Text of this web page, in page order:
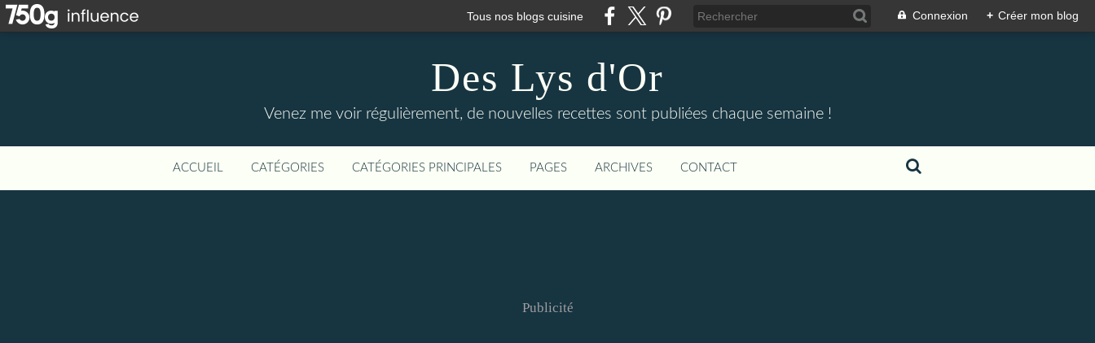
Tous nos blogs cuisine Connexion + Créer mon blog
Des Lys d'Or
Venez me voir régulièrement, de nouvelles recettes sont publiées chaque semaine !
ACCUEIL CATÉGORIES CATÉGORIES PRINCIPALES PAGES ARCHIVES CONTACT
Publicité